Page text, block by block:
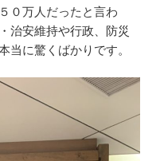
０万人だったと言わ
治安維持や行政、防災
当に驚くばかりです。